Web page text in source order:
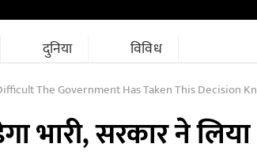
दुनिया विविध
Government Has Taken This Decision Know The Full News
भारी, सरकार ने लिया